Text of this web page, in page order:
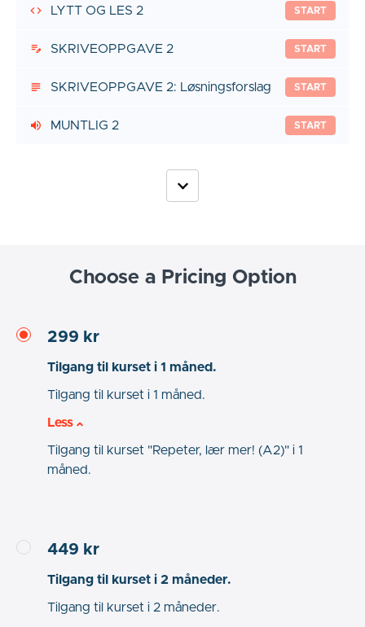
LYTT OG LES 2 START
SKRIVEOPPGAVE 2 START
SKRIVEOPPGAVE 2: Løsningsforslag START
MUNTLIG 2 START
Choose a Pricing Option
299 kr
Tilgang til kurset i 1 måned.
Tilgang til kurset i 1 måned.
Less
Tilgang til kurset "Repeter, lær mer! (A2)" i 1
måned.
449 kr
Tilgang til kurset i 2 måneder.
Tilgang til kurset i 2 måneder.